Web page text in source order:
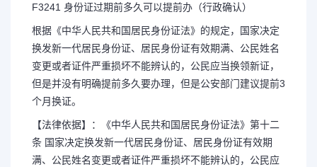
F3241 身份证过期前多久可以提前办（行政确认）
根据《中华人民共和国居民身份证法》的规定，国家决定
换发新一代居民身份证、居民身份证有效期满、公民姓名
变更或者证件严重损坏不能辨认的，公民应当换领新证，
但是并没有明确提前多久要办理，但是公安部门建议提前3
个月换证。
【法律依据】：《中华人民共和国居民身份证法》第十二
条 国家决定换发新一代居民身份证、居民身份证有效期
满、公民姓名变更或者证件严重损坏不能辨认的，公民应